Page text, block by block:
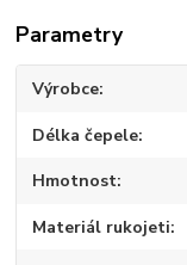
Parametry
Výrobce
Délka čepele
Hmotnost
Materiál rukojeti